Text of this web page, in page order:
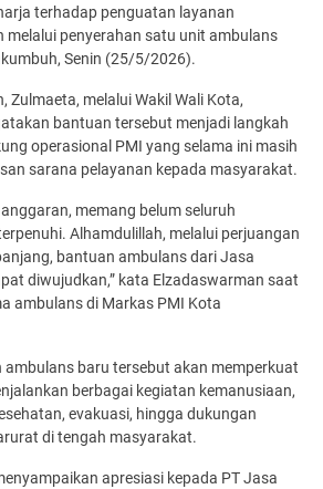
terhadap penguatan layanan
melalui penyerahan satu unit ambulans
Senin (25/5/2026).
Zulmaeta, melalui Wakil Wali Kota,
bantuan tersebut menjadi langkah
operasional PMI yang selama ini masih
sarana pelayanan kepada masyarakat.
memang belum seluruh
Alhamdulillah, melalui perjuangan
bantuan ambulans dari Jasa
diwujudkan,” kata Elzadaswarman saat
ambulans di Markas PMI Kota
ambulans baru tersebut akan memperkuat
berbagai kegiatan kemanusiaan,
evakuasi, hingga dukungan
di tengah masyarakat.
apresiasi kepada PT Jasa